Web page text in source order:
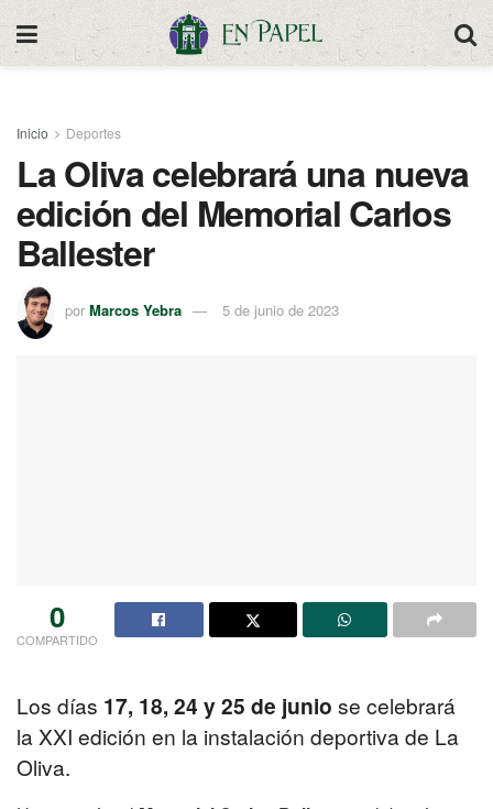
Inicio Deportes
La Oliva celebrará una nueva
edición del Memorial Carlos
Ballester
por Marcos Yebra 5 de junio de 2023
0
COMPARTIDO
Los días 17, 18, 24 y 25 de junio se celebrará
la XXI edición en la instalación deportiva de La
Oliva.